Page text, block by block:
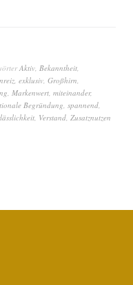
Aktiv, Bekanntheit,
, exklusiv, Großhirn,
, Markenwert, miteinander,
Begründung, spannend,
, Verstand, Zusatznutzen